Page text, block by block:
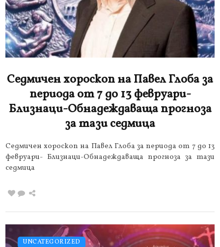
Седмичен хороскоп на Павел Глоба за
периода от 7 до 13 февруари-
Близнаци-Обнадеждаваща прогноза
за тази седмица
Седмичен хороскоп на Павел Глоба за периода от 7 до 13
февруари- Близнаци-Обнадеждаваща прогноза за тази
седмица
UNCATEGORIZED